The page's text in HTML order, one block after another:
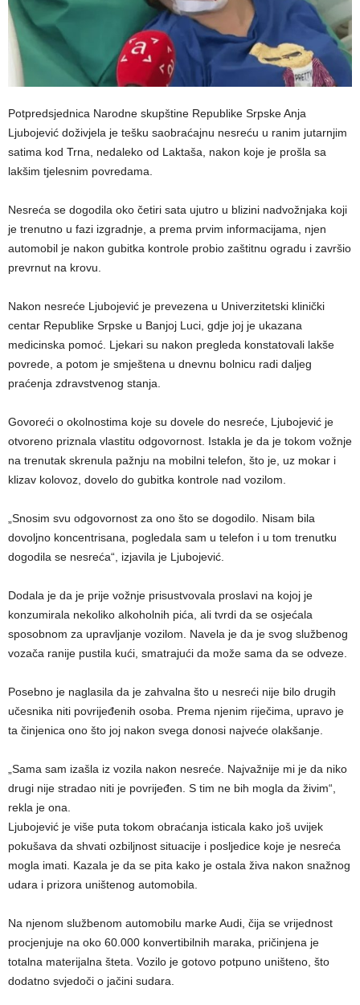
Potpredsjednica Narodne skupštine Republike Srpske Anja
Ljubojević doživjela je tešku saobraćajnu nesreću u ranim jutarnjim
satima kod Trna, nedaleko od Laktaša, nakon koje je prošla sa
lakšim tjelesnim povredama.
Nesreća se dogodila oko četiri sata ujutro u blizini nadvožnjaka koji
je trenutno u fazi izgradnje, a prema prvim informacijama, njen
automobil je nakon gubitka kontrole probio zaštitnu ogradu i završio
prevrnut na krovu.
Nakon nesreće Ljubojević je prevezena u Univerzitetski klinički
centar Republike Srpske u Banjoj Luci, gdje joj je ukazana
medicinska pomoć. Ljekari su nakon pregleda konstatovali lakše
povrede, a potom je smještena u dnevnu bolnicu radi daljeg
praćenja zdravstvenog stanja.
Govoreći o okolnostima koje su dovele do nesreće, Ljubojević je
otvoreno priznala vlastitu odgovornost. Istakla je da je tokom vožnje
na trenutak skrenula pažnju na mobilni telefon, što je, uz mokar i
klizav kolovoz, dovelo do gubitka kontrole nad vozilom.
„Snosim svu odgovornost za ono što se dogodilo. Nisam bila
dovoljno koncentrisana, pogledala sam u telefon i u tom trenutku
dogodila se nesreća“, izjavila je Ljubojević.
Dodala je da je prije vožnje prisustvovala proslavi na kojoj je
konzumirala nekoliko alkoholnih pića, ali tvrdi da se osjećala
sposobnom za upravljanje vozilom. Navela je da je svog službenog
vozača ranije pustila kući, smatrajući da može sama da se odveze.
Posebno je naglasila da je zahvalna što u nesreći nije bilo drugih
učesnika niti povrijeđenih osoba. Prema njenim riječima, upravo je
ta činjenica ono što joj nakon svega donosi najveće olakšanje.
„Sama sam izašla iz vozila nakon nesreće. Najvažnije mi je da niko
drugi nije stradao niti je povrijeđen. S tim ne bih mogla da živim“,
rekla je ona.
Ljubojević je više puta tokom obraćanja isticala kako još uvijek
pokušava da shvati ozbiljnost situacije i posljedice koje je nesreća
mogla imati. Kazala je da se pita kako je ostala živa nakon snažnog
udara i prizora uništenog automobila.
Na njenom službenom automobilu marke Audi, čija se vrijednost
procjenjuje na oko 60.000 konvertibilnih maraka, pričinjena je
totalna materijalna šteta. Vozilo je gotovo potpuno uništeno, što
dodatno svjedoči o jačini sudara.